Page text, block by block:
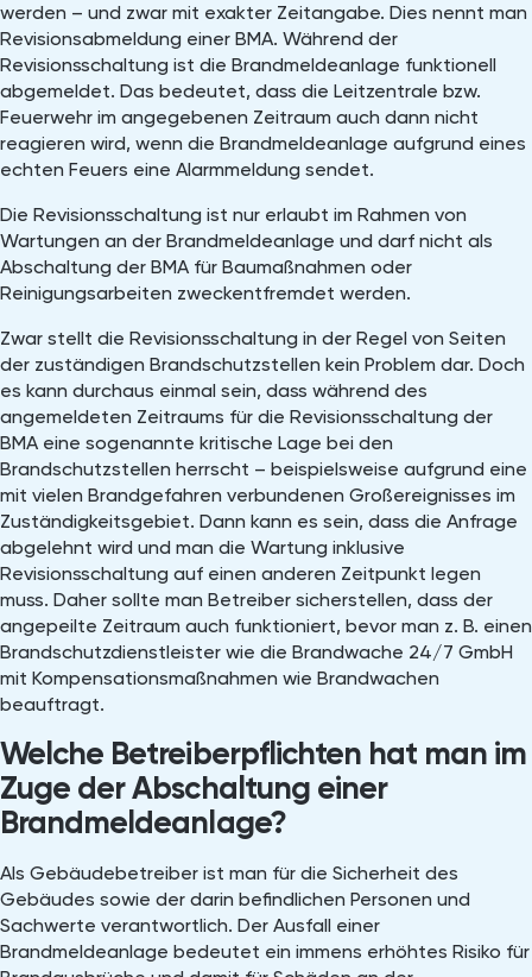
werden – und zwar mit exakter Zeitangabe. Dies nennt man
Revisionsabmeldung einer BMA. Während der
Revisionsschaltung ist die Brandmeldeanlage funktionell
abgemeldet. Das bedeutet, dass die Leitzentrale bzw.
Feuerwehr im angegebenen Zeitraum auch dann nicht
reagieren wird, wenn die Brandmeldeanlage aufgrund eines
echten Feuers eine Alarmmeldung sendet.
Die Revisionsschaltung ist nur erlaubt im Rahmen von
Wartungen an der Brandmeldeanlage und darf nicht als
Abschaltung der BMA für Baumaßnahmen oder
Reinigungsarbeiten zweckentfremdet werden.
Zwar stellt die Revisionsschaltung in der Regel von Seiten
der zuständigen Brandschutzstellen kein Problem dar. Doch
es kann durchaus einmal sein, dass während des
angemeldeten Zeitraums für die Revisionsschaltung der
BMA eine sogenannte kritische Lage bei den
Brandschutzstellen herrscht – beispielsweise aufgrund eine
mit vielen Brandgefahren verbundenen Großereignisses im
Zuständigkeitsgebiet. Dann kann es sein, dass die Anfrage
abgelehnt wird und man die Wartung inklusive
Revisionsschaltung auf einen anderen Zeitpunkt legen
muss. Daher sollte man Betreiber sicherstellen, dass der
angepeilte Zeitraum auch funktioniert, bevor man z. B. einen
Brandschutzdienstleister wie die Brandwache 24/7 GmbH
mit Kompensationsmaßnahmen wie Brandwachen
beauftragt.
Welche Betreiberpflichten hat man im
Zuge der Abschaltung einer
Brandmeldeanlage?
Als Gebäudebetreiber ist man für die Sicherheit des
Gebäudes sowie der darin befindlichen Personen und
Sachwerte verantwortlich. Der Ausfall einer
Brandmeldeanlage bedeutet ein immens erhöhtes Risiko für